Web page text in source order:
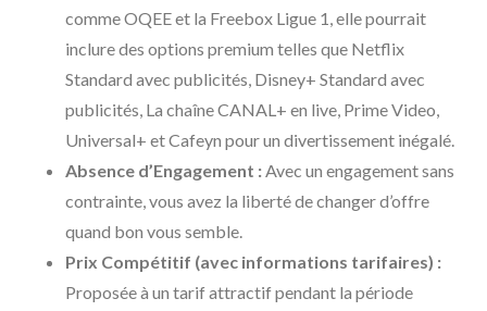
comme OQEE et la Freebox Ligue 1, elle pourrait
inclure des options premium telles que Netflix
Standard avec publicités, Disney+ Standard avec
publicités, La chaîne CANAL+ en live, Prime Video,
Universal+ et Cafeyn pour un divertissement inégalé.
Absence d’Engagement :Avec un engagement sans
contrainte, vous avez la liberté de changer d’offre
quand bon vous semble.
Prix Compétitif (avec informations tarifaires) :
Proposée à un tarif attractif pendant la période